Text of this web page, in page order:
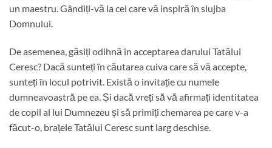
un maestru. Gândiți-vă la cei care vă inspiră în slujba
Domnului.
De asemenea, găsiți odihnă în acceptarea darului Tatălui
Ceresc? Dacă sunteți în căutarea cuiva care să vă accepte,
sunteți în locul potrivit. Există o invitație cu numele
dumneavoastră pe ea. Și dacă vreți să vă afirmați identitatea
de copil al lui Dumnezeu și să primiți chemarea pe care v-a
făcut-o, brațele Tatălui Ceresc sunt larg deschise.